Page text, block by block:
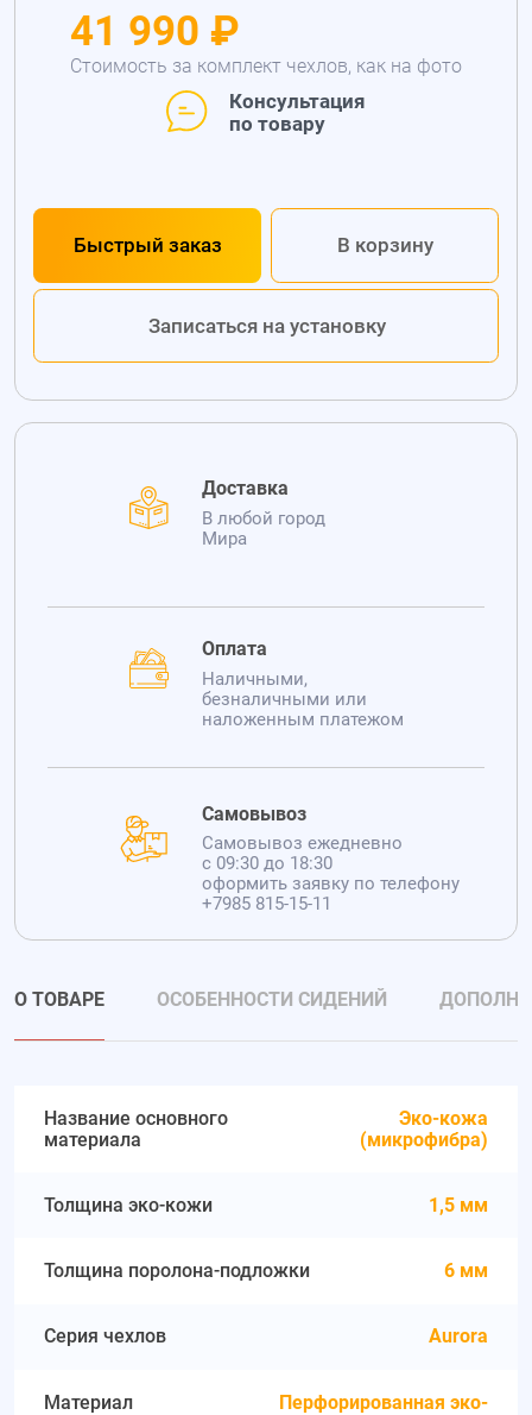
41 990 ₽
Стоимость за комплект чехлов, как на фото
Консультация
по товару
Быстрый заказ В корзину
Записаться на установку
Доставка
В любой город
Мира
Оплата
Наличными,
безналичными или
наложенным платежом
Самовывоз
Самовывоз ежедневно
с 09:30 до 18:30
оформить заявку по телефону
+7985 815-15-11
О ТОВАРЕ ОСОБЕННОСТИ СИДЕНИЙ
Название основного
материала
Эко-кожа
(микрофибра)
Толщина эко-кожи 1,5 мм
Толщина поролона-подложки 6 мм
Серия чехлов Aurora
Материал
Перфорированная эко-